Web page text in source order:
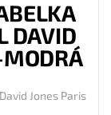
DAVID
David Jones Paris